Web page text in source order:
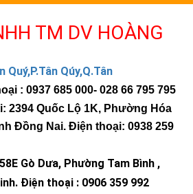
TM DV HOÀNG
Quý,P.Tân Qúy,Q.Tân
: 0937 685 000- 028 66 795 795
2394 Quốc Lộ 1K, Phường Hóa
Đồng Nai. Điện thoại: 0938 259
58E Gò Dưa, Phường Tam Bình ,
. Điện thoại : 0906 359 992